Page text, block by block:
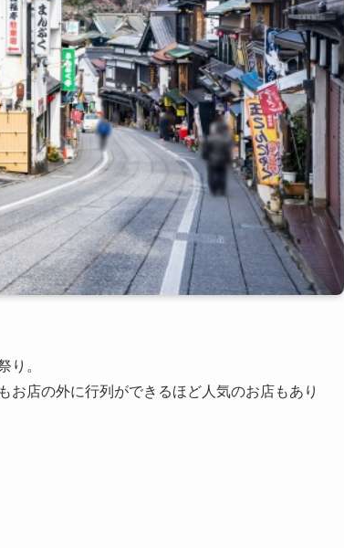
り。
お店の外に行列ができるほど人気のお店もあり